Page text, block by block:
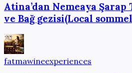
Atina’dan Nemeaya
ve Bağ gezisi(Local
fatmawineexperiences